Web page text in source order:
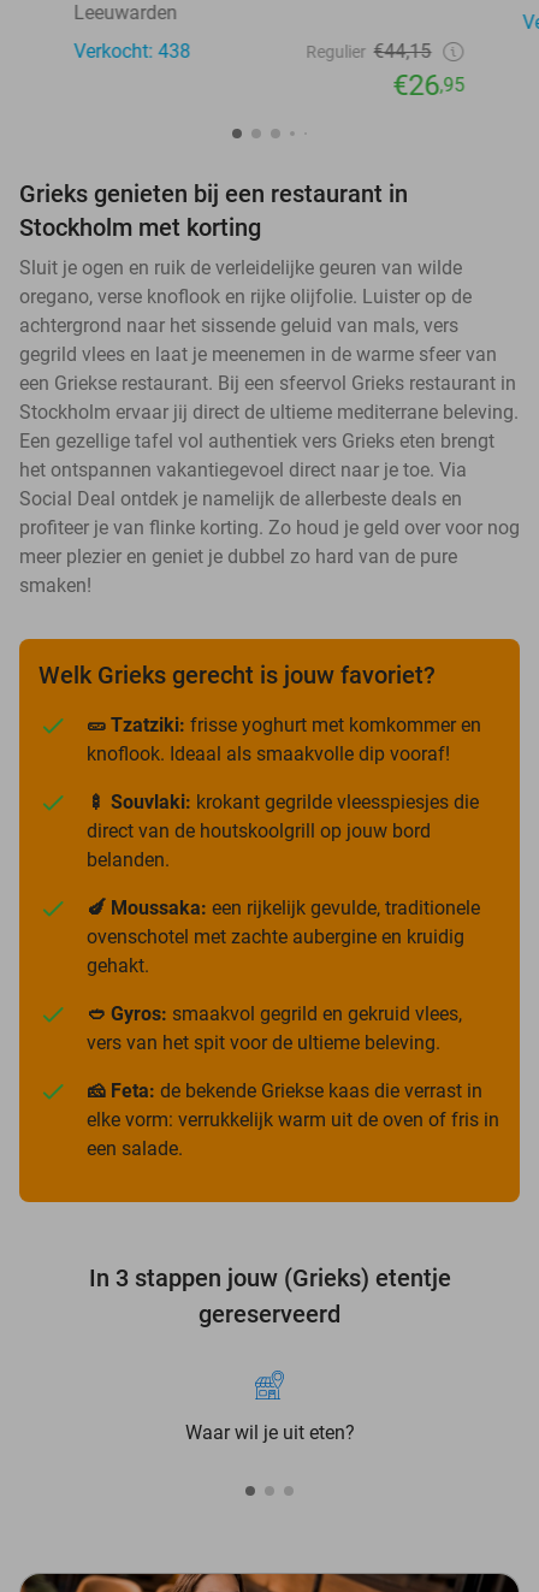
Leeuwarden
Verkocht: 438
Regulier €44,15
€26,95
Grieks genieten bij een restaurant in
Stockholm met korting
Sluit je ogen en ruik de verleidelijke geuren van wilde
oregano, verse knoflook en rijke olijfolie. Luister op de
achtergrond naar het sissende geluid van mals, vers
gegrild vlees en laat je meenemen in de warme sfeer van
een Griekse restaurant. Bij een sfeervol Grieks restaurant in
Stockholm ervaar jij direct de ultieme mediterrane beleving.
Een gezellige tafel vol authentiek vers Grieks eten brengt
het ontspannen vakantiegevoel direct naar je toe. Via
Social Deal ontdek je namelijk de allerbeste deals en
profiteer je van flinke korting. Zo houd je geld over voor nog
meer plezier en geniet je dubbel zo hard van de pure
smaken!
Welk Grieks gerecht is jouw favoriet?
🥒 Tzatziki: frisse yoghurt met komkommer en
knoflook. Ideaal als smaakvolle dip vooraf!
🍢 Souvlaki: krokant gegrilde vleesspiesjes die
direct van de houtskoolgrill op jouw bord
belanden.
🍆 Moussaka: een rijkelijk gevulde, traditionele
ovenschotel met zachte aubergine en kruidig
gehakt.
🥙 Gyros: smaakvol gegrild en gekruid vlees,
vers van het spit voor de ultieme beleving.
🧀 Feta: de bekende Griekse kaas die verrast in
elke vorm: verrukkelijk warm uit de oven of fris in
een salade.
In 3 stappen jouw (Grieks) etentje
gereserveerd
Waar wil je uit eten?